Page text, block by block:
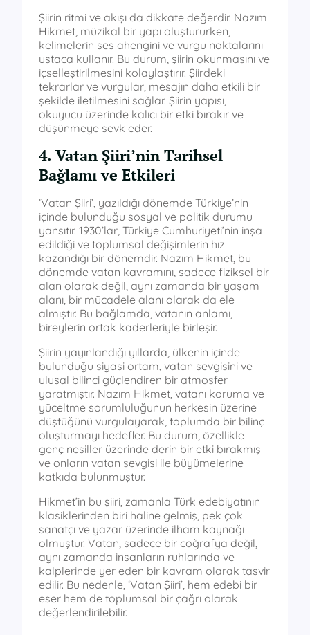
Şiirin ritmi ve akışı da dikkate değerdir. Nazım
Hikmet, müzikal bir yapı oluştururken,
kelimelerin ses ahengini ve vurgu noktalarını
ustaca kullanır. Bu durum, şiirin okunmasını ve
içselleştirilmesini kolaylaştırır. Şiirdeki
tekrarlar ve vurgular, mesajın daha etkili bir
şekilde iletilmesini sağlar. Şiirin yapısı,
okuyucu üzerinde kalıcı bir etki bırakır ve
düşünmeye sevk eder.
4. Vatan Şiiri’nin Tarihsel
Bağlamı ve Etkileri
‘Vatan Şiiri’, yazıldığı dönemde Türkiye’nin
içinde bulunduğu sosyal ve politik durumu
yansıtır. 1930’lar, Türkiye Cumhuriyeti’nin inşa
edildiği ve toplumsal değişimlerin hız
kazandığı bir dönemdir. Nazım Hikmet, bu
dönemde vatan kavramını, sadece fiziksel bir
alan olarak değil, aynı zamanda bir yaşam
alanı, bir mücadele alanı olarak da ele
almıştır. Bu bağlamda, vatanın anlamı,
bireylerin ortak kaderleriyle birleşir.
Şiirin yayınlandığı yıllarda, ülkenin içinde
bulunduğu siyasi ortam, vatan sevgisini ve
ulusal bilinci güçlendiren bir atmosfer
yaratmıştır. Nazım Hikmet, vatanı koruma ve
yüceltme sorumluluğunun herkesin üzerine
düştüğünü vurgulayarak, toplumda bir bilinç
oluşturmayı hedefler. Bu durum, özellikle
genç nesiller üzerinde derin bir etki bırakmış
ve onların vatan sevgisi ile büyümelerine
katkıda bulunmuştur.
Hikmet’in bu şiiri, zamanla Türk edebiyatının
klasiklerinden biri haline gelmiş, pek çok
sanatçı ve yazar üzerinde ilham kaynağı
olmuştur. Vatan, sadece bir coğrafya değil,
aynı zamanda insanların ruhlarında ve
kalplerinde yer eden bir kavram olarak tasvir
edilir. Bu nedenle, ‘Vatan Şiiri’, hem edebi bir
eser hem de toplumsal bir çağrı olarak
değerlendirilebilir.